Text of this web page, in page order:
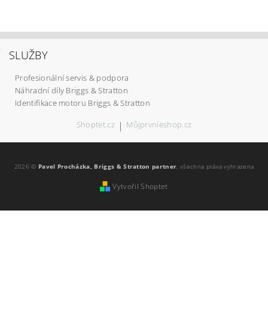
SLUŽBY
Profesionální servis & podpora
Náhradní díly Briggs & Stratton
Identifikace motoru Briggs & Stratton
Shoptet.cz | Můjprvníeshop.cz
2026 © Pavel Procházka, Briggs & Stratton partner, všechna práva vyhrazena
Vytvořil Shoptet